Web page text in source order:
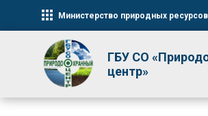
ГБУ СО
центр»
Министерство природных